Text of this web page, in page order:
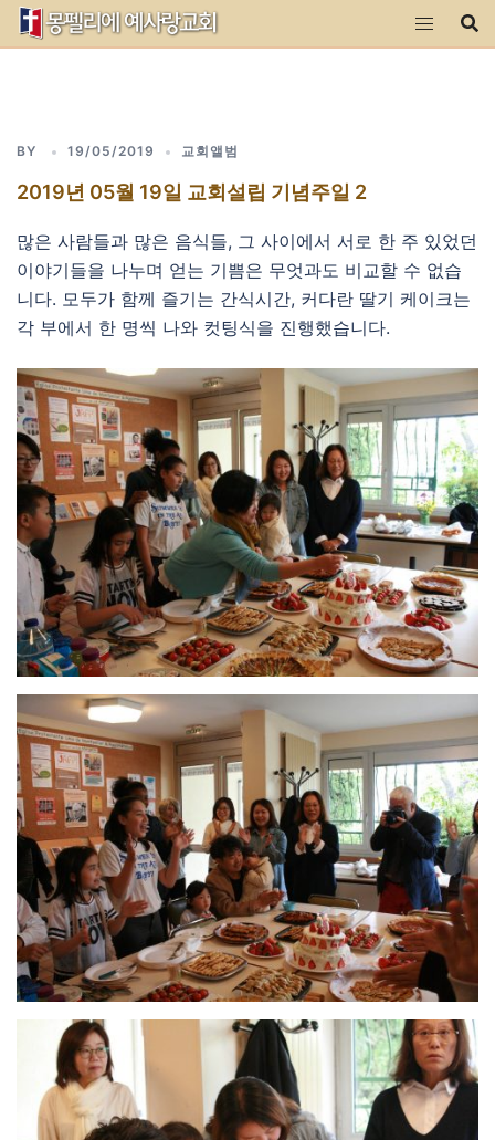
Skip
BY 19/05/2019 교회앨범
2019년 05월 19일 교회설립 기념주일 2
많은 사람들과 많은 음식들, 그 사이에서 서로 한 주 있었던
이야기들을 나누며 얻는 기쁨은 무엇과도 비교할 수 없습
니다. 모두가 함께 즐기는 간식시간, 커다란 딸기 케이크는
각 부에서 한 명씩 나와 컷팅식을 진행했습니다.